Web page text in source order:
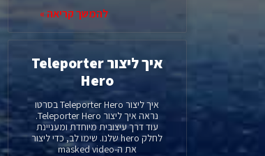
להמשך קריאה »
איך ליצור Teleporter
Hero
איך ליצור Teleporter Hero בסרטו
נראה איך ליצור Teleporter Hero.
עוד דרך עיצובית מיוחדת ומעניינת
לחלק hero שלנו. שימו לב, כדי ליצור
את ה-masked video